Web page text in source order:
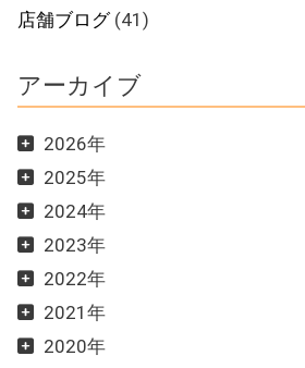
店舗ブログ(41)
アーカイブ
2026年
2025年
2024年
2023年
2022年
2021年
2020年